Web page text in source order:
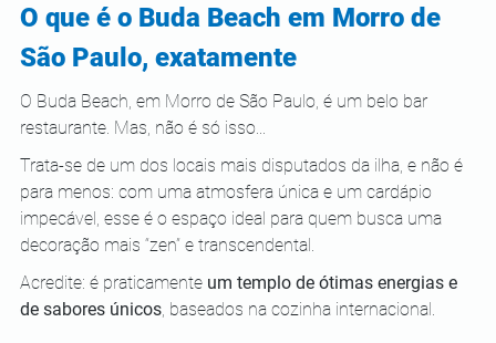
O que é o Buda Beach em Morro de
São Paulo, exatamente
O Buda Beach, em Morro de São Paulo, é um belo bar
restaurante. Mas, não é só isso...
Trata-se de um dos locais mais disputados da ilha, e não é
para menos: com uma atmosfera única e um cardápio
impecável, esse é o espaço ideal para quem busca uma
decoração mais “zen” e transcendental.
Acredite: é praticamente um templo de ótimas energias e
de sabores únicos , baseados na cozinha internacional.